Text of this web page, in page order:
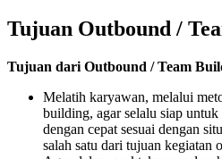
Tujuan Outbound /
Tujuan dari Outbound / Team
Melatih karyawan, melalui
building, agar selalu siap
dengan cepat sesuai dengan
salah satu dari tujuan kegiatan